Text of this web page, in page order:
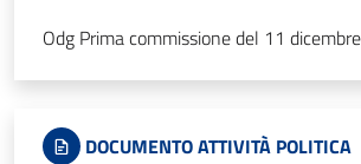
Odg Prima commissione del 11
DOCUMENTO ATTIVITÀ POLITICA